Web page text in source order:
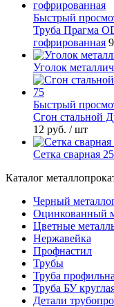
Быстрый
Труба Прагма
гофрированная
Уголок
Быстрый
Сгон стальной
12 руб. / шт
Сетка сварная
Каталог
Черный
Оцинкованный
Цветные
Нержавейка
Профнастил
Трубы
Труба
Труба БУ
Детали